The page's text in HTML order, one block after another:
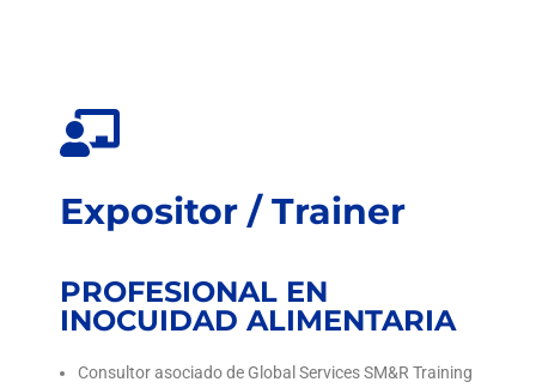
Expositor / Trainer
PROFESIONAL EN
INOCUIDAD ALIMENTARIA
Consultor asociado de Global Services SM&R Training